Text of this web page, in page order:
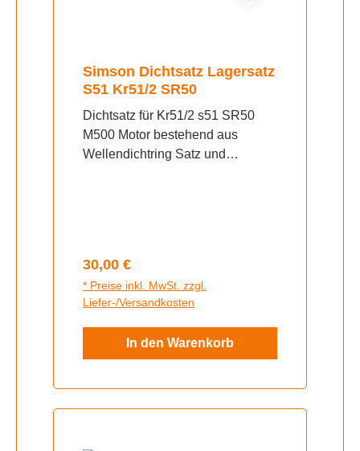
Simson Dichtsatz Lagersatz
S51 Kr51/2 SR50
Dichtsatz für Kr51/2 s51 SR50
M500 Motor bestehend aus
Wellendichtring Satz und
Regulärer Preis:
30,00 €
* Preise inkl. MwSt. zzgl.
Liefer-/Versandkosten
In den Warenkorb